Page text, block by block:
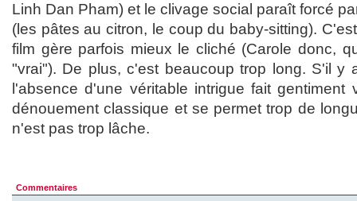
Linh Dan Pham) et le clivage social paraît forcé
(les pâtes au citron, le coup du baby-sitting).
film gère parfois mieux le cliché (Carole donc,
"vrai"). De plus, c'est beaucoup trop long. S'il y
l'absence d'une véritable intrigue fait
dénouement classique et se permet trop de
n'est pas trop lâche.
Commentaires